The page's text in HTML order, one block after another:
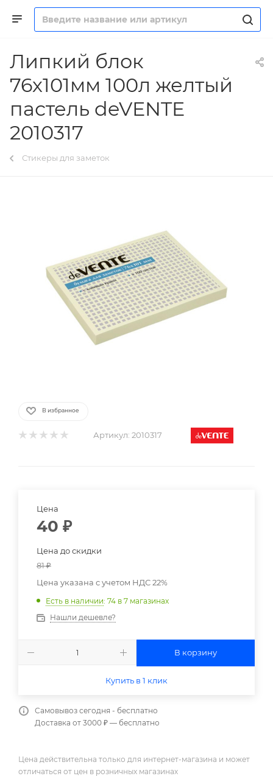
Липкий блок
76х101мм 100л желтый
пастель deVENTE
2010317
Стикеры для заметок
В избранное
Артикул: 2010317
Цена
40 ₽
Цена до скидки
81₽
Цена указана с учетом НДС 22%
Есть в наличии: 74 в 7 магазинах
Нашли дешевле?
В корзину
Купить в 1 клик
Самовывоз сегодня - бесплатно
Доставка от 3000 ₽ — бесплатно
Цена действительна только для интернет-магазина и может
отличаться от цен в розничных магазинах